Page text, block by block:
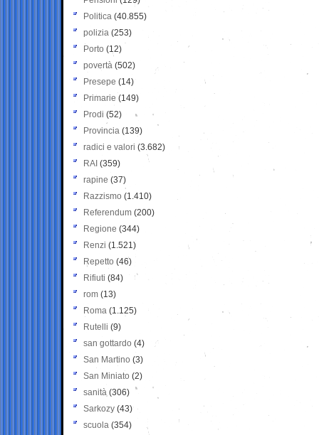
Politica (40.855)
polizia (253)
Porto (12)
povertà (502)
Presepe (14)
Primarie (149)
Prodi (52)
Provincia (139)
radici e valori (3.682)
RAI (359)
rapine (37)
Razzismo (1.410)
Referendum (200)
Regione (344)
Renzi (1.521)
Repetto (46)
Rifiuti (84)
rom (13)
Roma (1.125)
Rutelli (9)
san gottardo (4)
San Martino (3)
San Miniato (2)
sanità (306)
Sarkozy (43)
scuola (354)